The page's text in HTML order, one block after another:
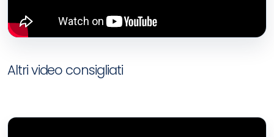
Altri video consigliati